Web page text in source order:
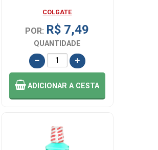
COLGATE
POR: R$ 7,49
QUANTIDADE
ADICIONARA CESTA